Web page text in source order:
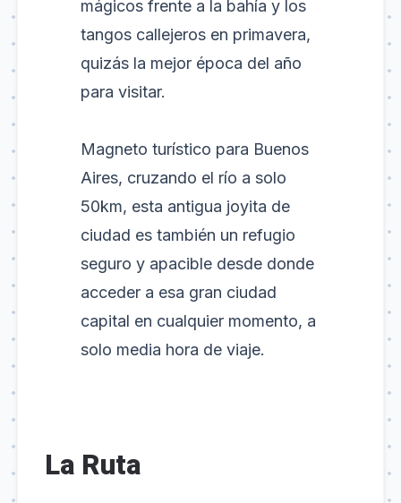
mágicos frente a la bahía y los
tangos callejeros en primavera,
quizás la mejor época del año
para visitar.
Magneto turístico para Buenos
Aires, cruzando el río a solo
50km, esta antigua joyita de
ciudad es también un refugio
seguro y apacible desde donde
acceder a esa gran ciudad
capital en cualquier momento, a
solo media hora de viaje.
La Ruta